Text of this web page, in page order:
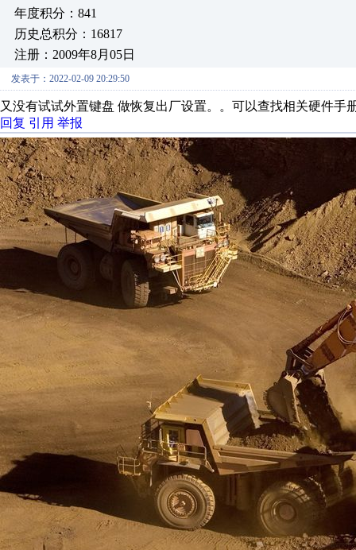
年度积分：841
历史总积分：16817
注册：2009年8月05日
发表于：2022-02-09 20:29:50
又没有试试外置键盘 做恢复出厂设置。。可以查找相关硬件手
回复 引用 举报